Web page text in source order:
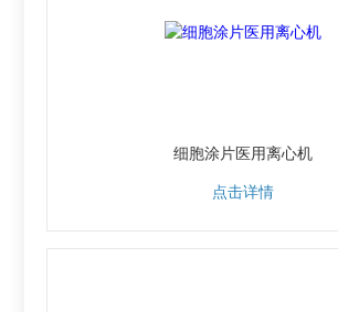
细胞涂片医用离心机
点击详情